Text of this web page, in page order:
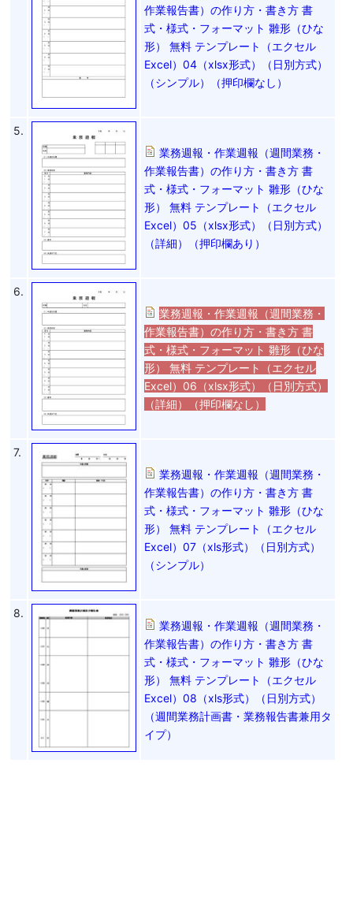
作業報告書）の作り方・書き方 書
式・様式・フォーマット 雛形（ひな
形） 無料 テンプレート（エクセル
Excel）04（xlsx形式）（日別方式）
（シンプル）（押印欄なし）
5.
業務週報・作業週報（週間業務・
作業報告書）の作り方・書き方 書
式・様式・フォーマット 雛形（ひな
形） 無料 テンプレート（エクセル
Excel）05（xlsx形式）（日別方式）
（詳細）（押印欄あり）
6.
業務週報・作業週報（週間業務・
作業報告書）の作り方・書き方 書
式・様式・フォーマット 雛形（ひな
形） 無料 テンプレート（エクセル
Excel）06（xlsx形式）（日別方式）
（詳細）（押印欄なし）
7.
業務週報・作業週報（週間業務・
作業報告書）の作り方・書き方 書
式・様式・フォーマット 雛形（ひな
形） 無料 テンプレート（エクセル
Excel）07（xls形式）（日別方式）
（シンプル）
8.
業務週報・作業週報（週間業務・
作業報告書）の作り方・書き方 書
式・様式・フォーマット 雛形（ひな
形） 無料 テンプレート（エクセル
Excel）08（xls形式）（日別方式）
（週間業務計画書・業務報告書兼用タ
イプ）